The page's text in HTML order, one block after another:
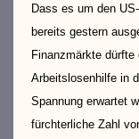
Dass es um den
bereits gestern
Finanzmärkte
Arbeitslosenhilfe in
Spannung erwartet
fürchterliche Zahl